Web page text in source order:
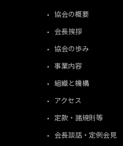
協会の概要
会長挨拶
協会の歩み
事業内容
組織と機構
アクセス
定款・諸規則等
会長談話・定例会見